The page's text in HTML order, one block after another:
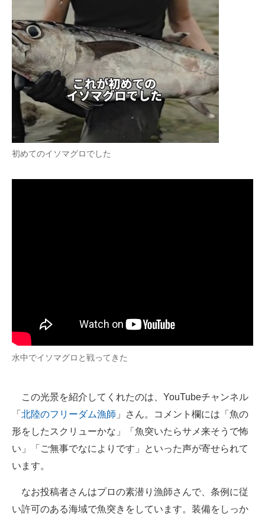
初めてのイソマグロでした
水中でイソマグロと戦ってきた
この光景を紹介してくれたのは、YouTubeチャンネル
「 北陸のフリーダム漁師 」さん。コメント欄には「魚の
形をしたスクリューかな」「魚突いたらサメ来そうで怖
い」「ご無事でなによりです」といった声が寄せられて
います。
なお投稿者さんはプロの素潜り漁師さんで、条例に従
い許可のある海域で魚突きをしています。装備をしっか